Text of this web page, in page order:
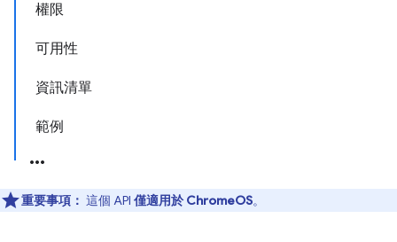
權限
可用性
資訊清單
範例
重要事項： 這個 API 僅適用於 ChromeOS。